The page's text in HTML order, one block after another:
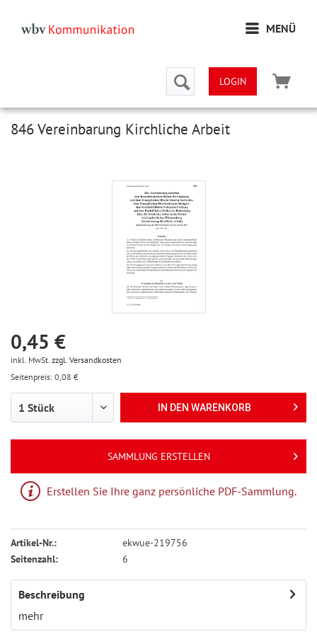
MENÜ
LOGIN
846 Vereinbarung Kirchliche Arbeit
0,45 €
inkl. MwSt. zzgl. Versandkosten
Seitenpreis: 0,08 €
IN DEN WARENKORB
SAMMLUNG ERSTELLEN
Erstellen Sie Ihre ganz persönliche PDF-Sammlung.
Artikel-Nr.:
ekwue-219756
Seitenzahl:
6
Beschreibung
mehr